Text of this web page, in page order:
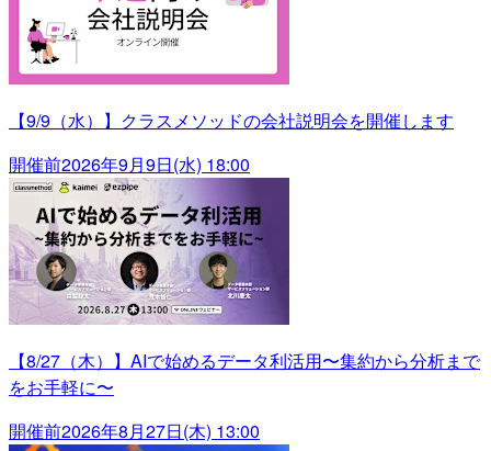
【9/9（水）】クラスメソッドの会社説明会を開催します
開催前2026年9月9日(水) 18:00
【8/27（木）】AIで始めるデータ利活用〜集約から分析まで
をお手軽に〜
開催前2026年8月27日(木) 13:00